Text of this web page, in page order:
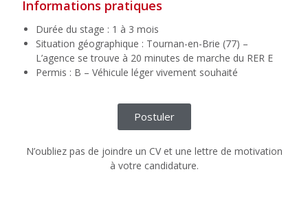
Informations pratiques
Durée du stage : 1 à 3 mois
Situation géographique : Tournan-en-Brie (77) –
L’agence se trouve à 20 minutes de marche du RER E
Permis : B – Véhicule léger vivement souhaité
Postuler
N’oubliez pas de joindre un CV et une lettre de motivation
à votre candidature.